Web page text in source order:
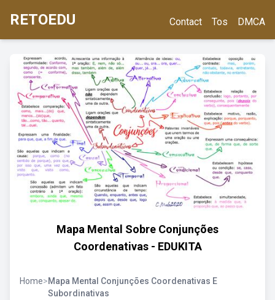
RETOEDU Contact Tos DMCA
Mapa Mental Sobre Conjunções
Coordenativas - EDUKITA
Home>Mapa Mental Conjunções Coordenativas E
Subordinativas